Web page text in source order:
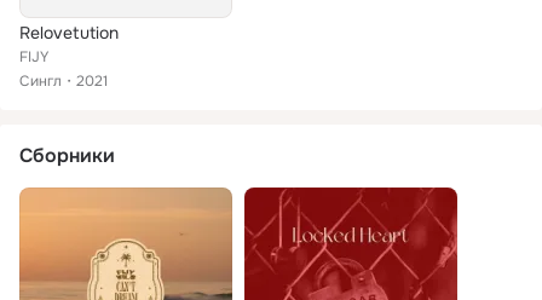
Relovetution
FIJY
Сингл
2021
Сборники